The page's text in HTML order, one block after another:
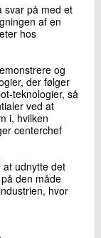
svar på med et
af en
hos
og
der følger
teknologier, så
ved at
i, hvilken
centerchef
udnytte det
den måde
hvor